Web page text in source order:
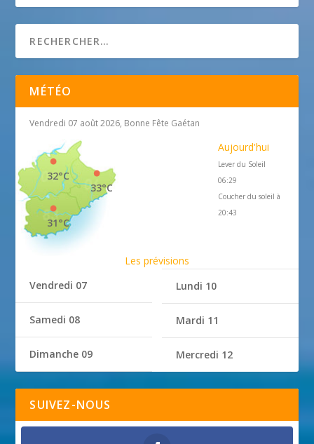
MÉTÉO
Vendredi 07 août 2026, Bonne Fête Gaétan
33°C
32°C
31°C
Aujourd'hui
Lever du Soleil
06:29
Coucher du soleil à
20:43
Les prévisions
Vendredi 07
Samedi 08
Dimanche 09
Lundi 10
Mardi 11
Mercredi 12
SUIVEZ-NOUS